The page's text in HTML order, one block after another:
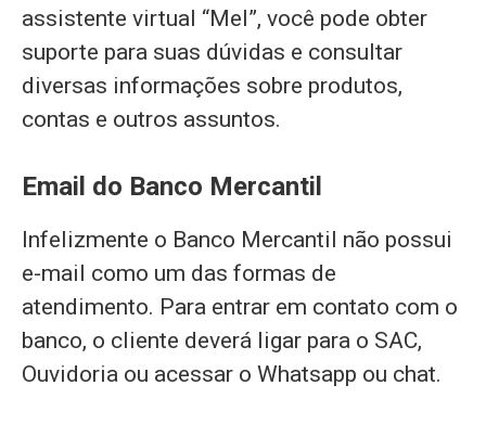
assistente virtual “Mel”, você pode obter
suporte para suas dúvidas e consultar
diversas informações sobre produtos,
contas e outros assuntos.
Email do Banco Mercantil
Infelizmente o Banco Mercantil não possui
e-mail como um das formas de
atendimento. Para entrar em contato com o
banco, o cliente deverá ligar para o SAC,
Ouvidoria ou acessar o Whatsapp ou chat.